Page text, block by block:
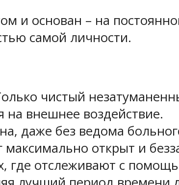
и основан – на
самой личности.
чистый
на внешнее воздействие.
даже без ведома
максимально открыт и
где отслеживают с